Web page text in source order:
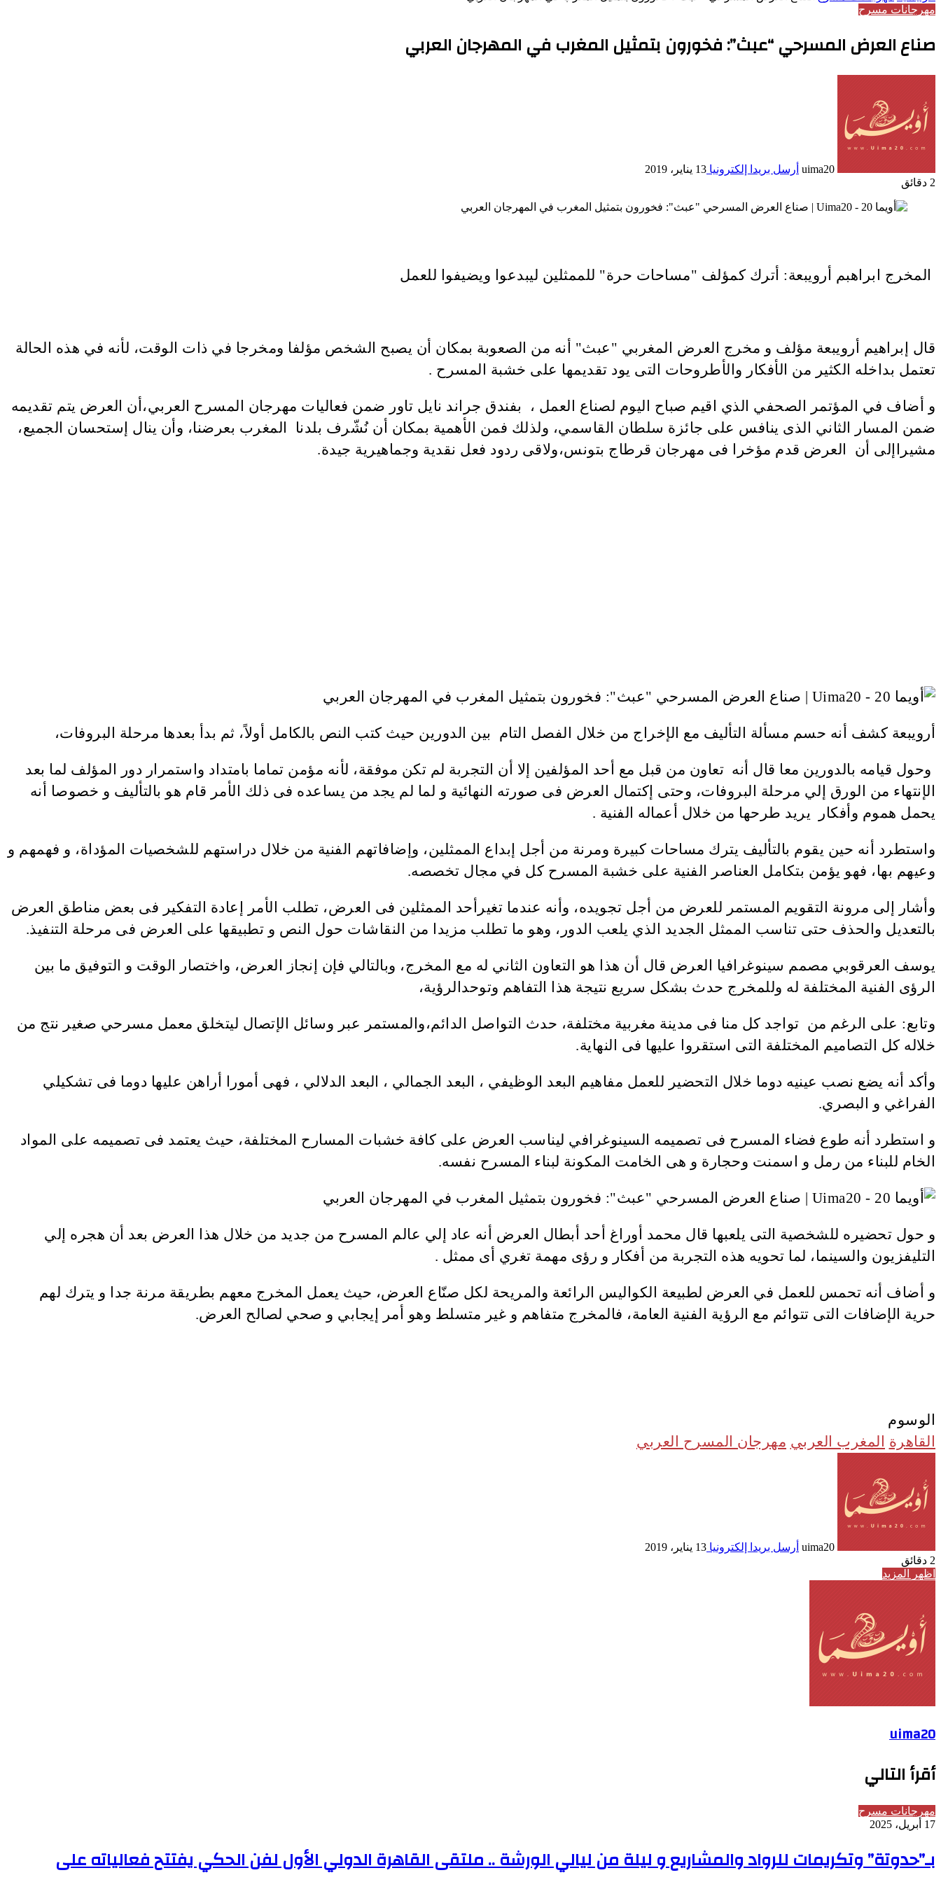
مهرجانات مسرح
صناع العرض المسرحي “عبث”: فخورون بتمثيل المغرب في المهرجان العربي
uima20 أرسل بريدا إلكترونيا 13 يناير، 2019
2 دقائق
المخرج ابراهبم أرويبعة: أترك كمؤلف "مساحات حرة" للممثلين ليبدعوا ويضيفوا للعمل
قال إبراهيم أرويبعة مؤلف و مخرج العرض المغربي "عبث" أنه من الصعوبة بمكان أن يصبح الشخص مؤلفا ومخرجا في ذات الوقت، لأنه في هذه الحالة
تعتمل بداخله الكثير من الأفكار والأطروحات التى يود تقديمها على خشبة المسرح .
و أضاف في المؤتمر الصحفي الذي اقيم صباح اليوم لصناع العمل ، بفندق جراند نايل تاور ضمن فعاليات مهرجان المسرح العربي،أن العرض يتم تقديمه
ضمن المسار الثاني الذى ينافس على جائزة سلطان القاسمي، ولذلك فمن الأهمية بمكان أن نُشّرف بلدنا المغرب بعرضنا، وأن ينال إستحسان الجميع،
مشيراإلى أن العرض قدم مؤخرا فى مهرجان قرطاج بتونس،ولاقى ردود فعل نقدية وجماهيرية جيدة.
أرويبعة كشف أنه حسم مسألة التأليف مع الإخراج من خلال الفصل التام بين الدورين حيث كتب النص بالكامل أولاً، ثم بدأ بعدها مرحلة البروفات،
وحول قيامه بالدورين معا قال أنه تعاون من قبل مع أحد المؤلفين إلا أن التجربة لم تكن موفقة، لأنه مؤمن تماما بامتداد واستمرار دور المؤلف لما بعد
الإنتهاء من الورق إلي مرحلة البروفات، وحتى إكتمال العرض فى صورته النهائية و لما لم يجد من يساعده فى ذلك الأمر قام هو بالتأليف و خصوصا أنه
يحمل هموم وأفكار يريد طرحها من خلال أعماله الفنية .
واستطرد أنه حين يقوم بالتأليف يترك مساحات كبيرة ومرنة من أجل إبداع الممثلين، وإضافاتهم الفنية من خلال دراستهم للشخصيات المؤداة، و فهمهم و
وعيهم بها، فهو يؤمن بتكامل العناصر الفنية على خشبة المسرح كل في مجال تخصصه.
وأشار إلى مرونة التقويم المستمر للعرض من أجل تجويده، وأنه عندما تغيرأحد الممثلين فى العرض، تطلب الأمر إعادة التفكير فى بعض مناطق العرض
بالتعديل والحذف حتى تناسب الممثل الجديد الذي يلعب الدور، وهو ما تطلب مزيدا من النقاشات حول النص و تطبيقها على العرض فى مرحلة التنفيذ.
يوسف العرقوبي مصمم سينوغرافيا العرض قال أن هذا هو التعاون الثاني له مع المخرج، وبالتالي فإن إنجاز العرض، واختصار الوقت و التوفيق ما بين
الرؤى الفنية المختلفة له وللمخرج حدث بشكل سريع نتيجة هذا التفاهم وتوحدالرؤية،
وتابع: على الرغم من تواجد كل منا فى مدينة مغربية مختلفة، حدث التواصل الدائم،والمستمر عبر وسائل الإتصال ليتخلق معمل مسرحي صغير نتج من
خلاله كل التصاميم المختلفة التى استقروا عليها فى النهاية.
وأكد أنه يضع نصب عينيه دوما خلال التحضير للعمل مفاهيم البعد الوظيفي ، البعد الجمالي ، البعد الدلالي ، فهى أمورا أراهن عليها دوما فى تشكيلي
الفراغي و البصري.
و استطرد أنه طوع فضاء المسرح فى تصميمه السينوغرافي ليناسب العرض على كافة خشبات المسارح المختلفة، حيث يعتمد فى تصميمه على المواد
الخام للبناء من رمل و اسمنت وحجارة و هى الخامت المكونة لبناء المسرح نفسه.
و حول تحضيره للشخصية التى يلعبها قال محمد أوراغ أحد أبطال العرض أنه عاد إلي عالم المسرح من جديد من خلال هذا العرض بعد أن هجره إلي
التليفزيون والسينما، لما تحويه هذه التجربة من أفكار و رؤى مهمة تغري أى ممثل .
و أضاف أنه تحمس للعمل في العرض لطبيعة الكواليس الرائعة والمريحة لكل صنّاع العرض، حيث يعمل المخرج معهم بطريقة مرنة جدا و يترك لهم
حرية الإضافات التى تتوائم مع الرؤية الفنية العامة، فالمخرج متفاهم و غير متسلط وهو أمر إيجابي و صحي لصالح العرض.
الوسوم
القاهرة
المغرب العربي مهرجان المسرح العربي
uima20 أرسل بريدا إلكترونيا 13 يناير، 2019
2 دقائق
اظهر المزيد
uima20
أقرأ التالي
مهرجانات مسرح
17 أبريل، 2025
بـ”حدوتة” وتكريمات للرواد والمشاريع و ليلة من ليالي الورشة .. ملتقى القاهرة الدولي الأول لفن الحكي يفتتح فعالياته على